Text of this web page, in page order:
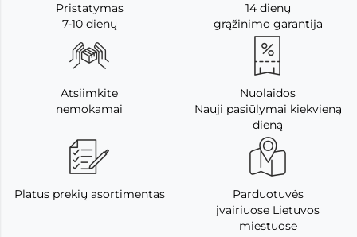
Pristatymas
7-10 dienų
14 dienų
grąžinimo garantija
Atsiimkite
nemokamai
Nuolaidos
Nauji pasiūlymai kiekvieną
dieną
Platus prekių asortimentas
Parduotuvės
įvairiuose Lietuvos
miestuose